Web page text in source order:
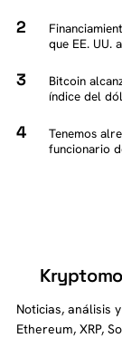
que EE. UU.
Bitcoin
índice del
Tenemos
funcionario
Noticias, análisis
Ethereum, XRP,